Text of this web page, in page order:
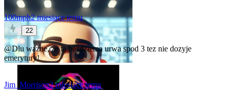
100mph2 miesiące temu
22
@Dlu wazne, ze ta bezdzietna urwa spod 3 tez nie dozyje
emerytury!
Jim_Morrison2 miesiące temu